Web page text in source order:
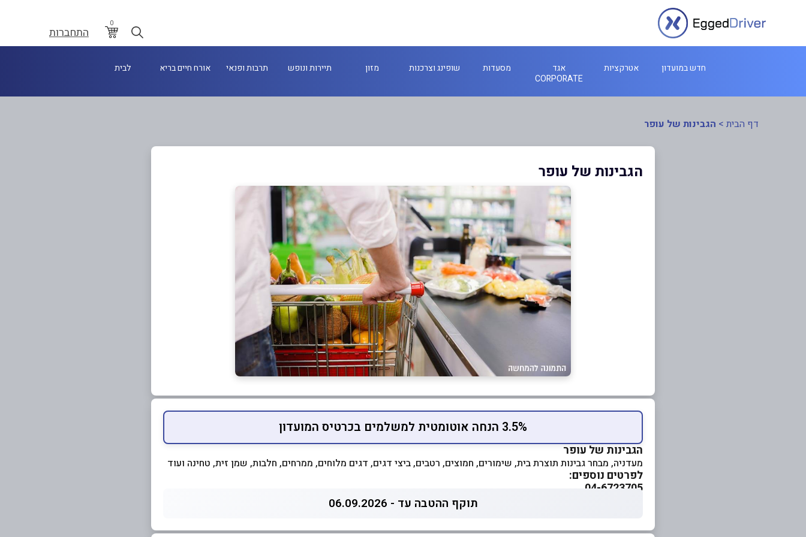
0
התחברות
חדש במועדון אטרקציות
אגד
CORPORATE
מסעדות שופינג וצרכנות מזון תיירות ונופש תרבות ופנאי אורח חיים בריא לבית
דף הבית > הגבינות של עופר
הגבינות של עופר
3.5% הנחה אוטומטית למשלמים בכרטיס המועדון
הגבינות של עופר
מעדניה, מבחר גבינות תוצרת בית, שימורים, חמוצים, רטבים, ביצי דגים, דגים מלוחים, ממרחים, חלבות, שמן זית, טחינה ועוד
לפרטים נוספים:
04-6723705
תוקף ההטבה עד - 06.09.2026